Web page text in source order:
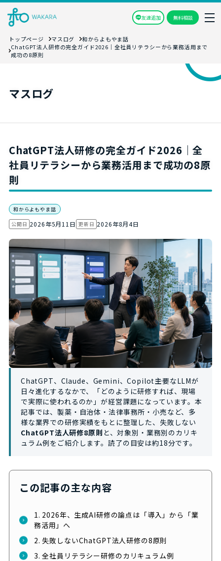
友達追加 無料相談
トップページ マスログ
和からよもやま話
ChatGPT法人研修の完全ガイド2026｜全社員リテラシーから業務活用まで
成功の8原則
マスログ
ChatGPT法人研修の完全ガイド2026｜全
社員リテラシーから業務活用まで成功の8原
則
和からよもやま話
公開日 2026年5月11日 更新日 2026年8月4日
ChatGPT、Claude、Gemini、Copilot――主要なLLMが
日々進化するなかで、「どのように研修すれば、現場
で実際に使われるのか」が経営課題になっています。本
記事では、製薬・自治体・法律事務所・小売など、多
様な業界での研修実績をもとに整理した、失敗しない
ChatGPT法人研修8原則 と、対象別・業務別のカリキ
ュラム例をご紹介します。読了の目安は約18分です。
この記事の主な内容
1. 2026年、生成AI研修の論点は「導入」から「業
務活用」へ
2. 失敗しないChatGPT法人研修の8原則
3. 全社員リテラシー研修のカリキュラム例